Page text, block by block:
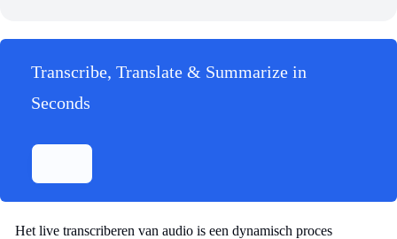
Transcribe, Translate & Summarize in
Seconds
Het live transcriberen van audio is een dynamisch proces